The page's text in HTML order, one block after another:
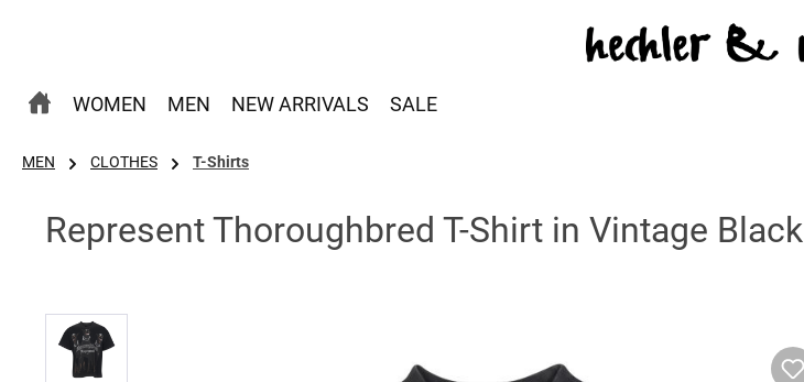
WOMEN MEN NEW ARRIVALS SALE
MEN CLOTHES T-Shirts
Represent Thoroughbred T-Shirt in Vintage Black
Bildergalerie überspringen